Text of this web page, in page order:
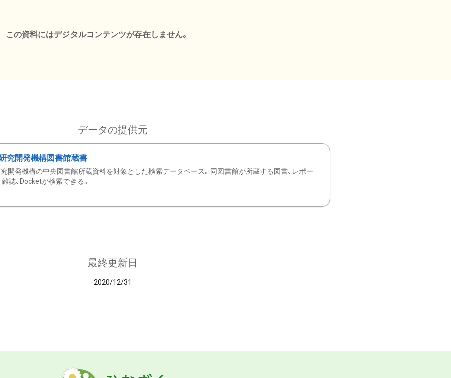
この資料にはデジタルコンテンツが存在しません。
データの提供元
究開発機構図書館蔵書
開発機構の中央図書館所蔵資料を対象とした検索データベース。同図書館が所蔵する図書、レポー
雑誌、Docketが検索できる。
最終更新日
2020/12/31